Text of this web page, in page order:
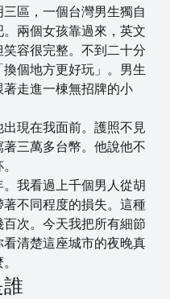
區，一個台灣男生獨自
兩個女孩靠過來，英文
容很完整。不到二十分
個地方更好玩」。男生
走進一棟無招牌的小
現在我面前。護照不見
三萬多台幣。他說他不
我看過上千個男人從胡
不同程度的損失。這種
次。今天我把所有細節
清楚這座城市的夜晚真